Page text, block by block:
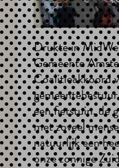
Drukte in
Gemeente
Coalitieakkoord
een fietstuin, de
met zoveel
natuurlijk een
onze zonnige